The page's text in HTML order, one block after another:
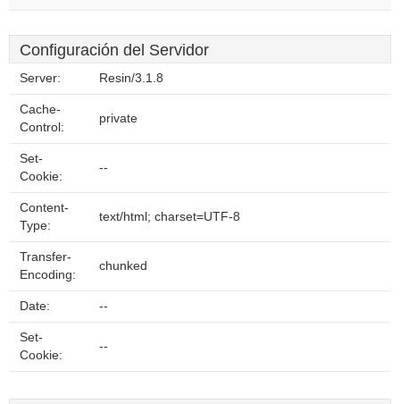
Configuración del Servidor
Server: Resin/3.1.8
Cache-
Control:
private
Set-
Cookie:
--
Content-
Type:
text/html; charset=UTF-8
Transfer-
Encoding:
chunked
Date: --
Set-
Cookie:
--